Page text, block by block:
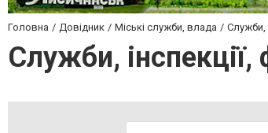
Головна Довідник Міські служби, влада Служби,
Служби,